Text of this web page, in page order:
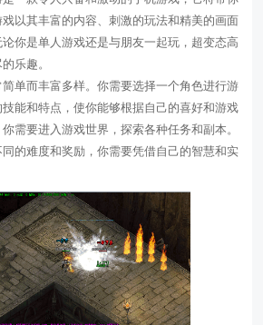
以其丰富的内容、刺激的玩法和精美的画面
你是单人游戏还是与朋友一起玩，超变态高
乐趣。
单而丰富多样。你需要选择一个角色进行游
能和特点，使你能够根据自己的喜好和游戏
需要进入游戏世界，探索各种任务和副本。
的难度和奖励，你需要凭借自己的智慧和实